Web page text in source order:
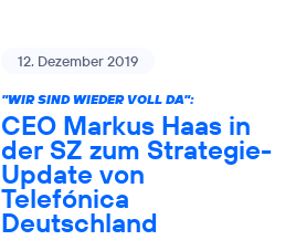
12. Dezember 2019
"WIR SIND WIEDER VOLL DA":
CEO Markus Haas in
der SZ zum Strategie-
Update von
Telefónica
Deutschland